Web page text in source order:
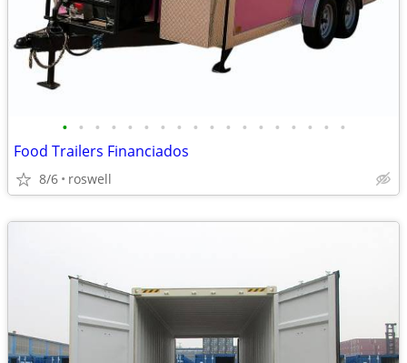
• • • • • • • • • • • • • • • • • •
Food Trailers Financiados
8/6 roswell